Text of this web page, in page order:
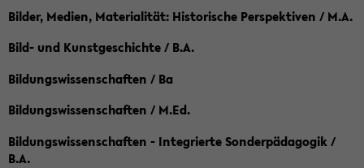
Bilder, Medien, Materialität: Historische Perspektiven / M.A.
Bild- und Kunstgeschichte / B.A.
Bildungswissenschaften / Ba
Bildungswissenschaften / M.Ed.
Bildungswissenschaften - Integrierte Sonderpädagogik /
B.A.